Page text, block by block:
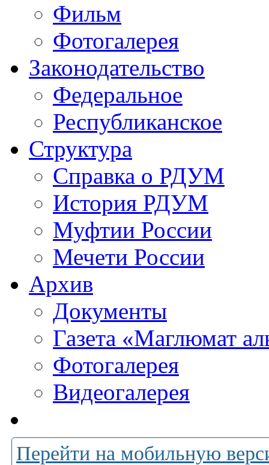
Фильм
Фотогалерея
Законодательство
Федеральное
Республиканское
Структура
Справка о РДУМ
История РДУМ
Муфтии России
Мечети России
Архив
Документы
Газета «Маглюмат
Фотогалерея
Видеогалерея
Перейти на мобильную